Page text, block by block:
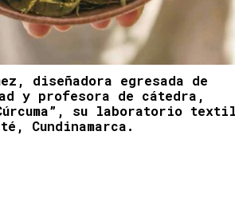
diseñadora egresada de
y profesora de cátedra,
su laboratorio
Cundinamarca.